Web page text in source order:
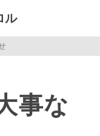
ル
事な